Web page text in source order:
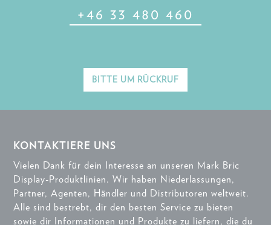
+46 33 480 460
BITTE UM RÜCKRUF
KONTAKTIERE UNS
Vielen Dank für dein Interesse an unseren Mark Bric
Display-Produktlinien. Wir haben Niederlassungen,
Partner, Agenten, Händler und Distributoren weltweit.
Alle sind bestrebt, dir den besten Service zu bieten
sowie dir Informationen und Produkte zu liefern, die du